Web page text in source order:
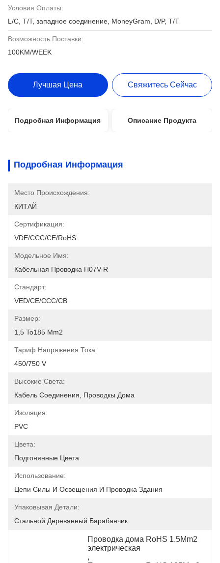
Условия Оплаты:
L/C, T/T, западное соединение, MoneyGram, D/P, T/T
Возможность Поставки:
100KM/WEEK
Лучшая Цена Свяжитесь Сейчас
Подробная Информация Описание Продукта
Подробная Информация
Место Происхождения:
КИТАЙ
Сертификация:
VDE/CCC/CE/RoHS
Модельное Имя:
Кабельная Проводка H07V-R
Стандарт:
VED/CE/CCC/CB
Размер:
1,5 To185 Mm2
Тариф Напряжения Тока:
450/750 V
Высокие Света:
Кабель Соединения, Проводкы Дома
Изоляция:
PVC
Цвета:
Подгонянные Цвета
Использование:
Цепи Силы И Освещения И Проводка Здания
Упаковывая Детали:
Стальной Деревянный Барабанчик
Проводка дома RoHS 1.5Mm2
электрическая
,